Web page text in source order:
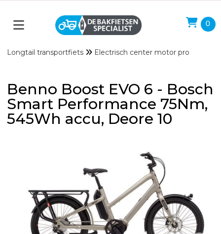
0
Longtail transportfiets Electrisch center motor pro
Benno Boost EVO 6 - Bosch
Smart Performance 75Nm,
545Wh accu, Deore 10